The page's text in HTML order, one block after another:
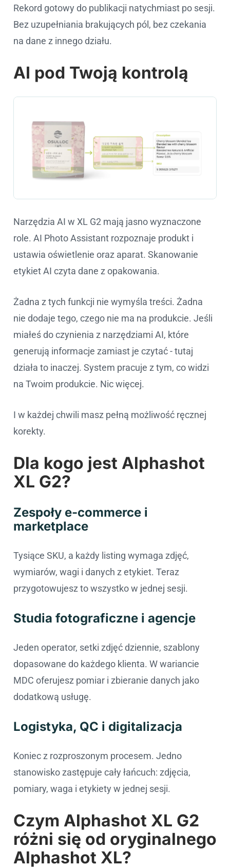
Rekord gotowy do publikacji natychmiast po sesji.
Bez uzupełniania brakujących pól, bez czekania
na dane z innego działu.
AI pod Twoją kontrolą
Narzędzia AI w XL G2 mają jasno wyznaczone
role. AI Photo Assistant rozpoznaje produkt i
ustawia oświetlenie oraz aparat. Skanowanie
etykiet AI czyta dane z opakowania.
Żadna z tych funkcji nie wymyśla treści. Żadna
nie dodaje tego, czego nie ma na produkcie. Jeśli
miałeś do czynienia z narzędziami AI, które
generują informacje zamiast je czytać - tutaj
działa to inaczej. System pracuje z tym, co widzi
na Twoim produkcie. Nic więcej.
I w każdej chwili masz pełną możliwość ręcznej
korekty.
Dla kogo jest Alphashot
XL G2?
Zespoły e-commerce i
marketplace
Tysiące SKU, a każdy listing wymaga zdjęć,
wymiarów, wagi i danych z etykiet. Teraz
przygotowujesz to wszystko w jednej sesji.
Studia fotograficzne i agencje
Jeden operator, setki zdjęć dziennie, szablony
dopasowane do każdego klienta. W wariancie
MDC oferujesz pomiar i zbieranie danych jako
dodatkową usługę.
Logistyka, QC i digitalizacja
Koniec z rozproszonym procesem. Jedno
stanowisko zastępuje cały łańcuch: zdjęcia,
pomiary, waga i etykiety w jednej sesji.
Czym Alphashot XL G2
różni się od oryginalnego
Alphashot XL?